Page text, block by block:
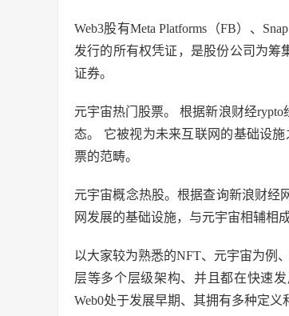
Web3股有Meta Platforms（FB）、
发行的所有权凭证，是股份公司为筹
证券。
元宇宙热门股票。 根据新浪财经
态。 它被视为未来互联网的基础设
票的范畴。
元宇宙概念热股。根据查询新浪财经
网发展的基础设施，与元宇宙相辅相
以大家较为熟悉的NFT、元宇宙为例
层等多个层级架构、并且都在快速
Web0处于发展早期、其拥有多种定